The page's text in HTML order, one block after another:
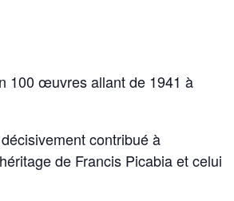
100 œuvres allant de 1941 à
contribué à
de Francis Picabia et celui